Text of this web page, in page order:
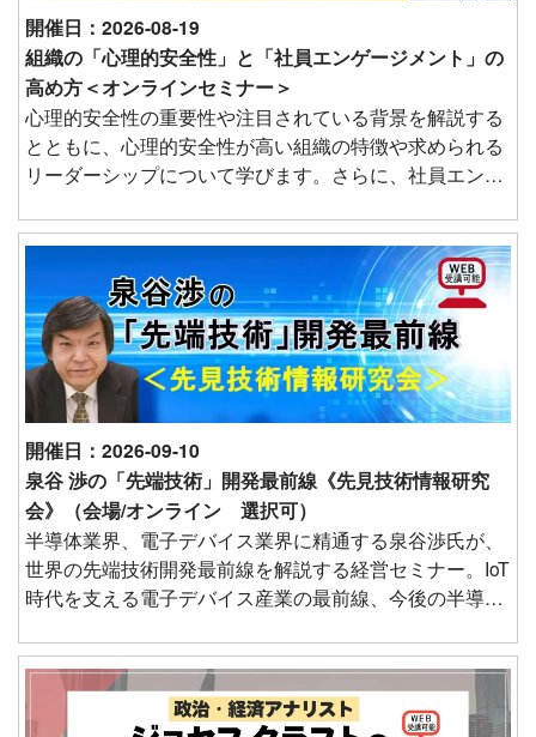
開催日：2026-08-19
組織の「心理的安全性」と「社員エンゲージメント」の
高め方＜オンラインセミナー＞
心理的安全性の重要性や注目されている背景を解説する
とともに、心理的安全性が高い組織の特徴や求められる
リーダーシップについて学びます。さらに、社員エンゲ
アップにつなげるための具体的なポイントについて解説
開催日：2026-09-10
泉谷 渉の「先端技術」開発最前線《先見技術情報研究
会》（会場/オンライン 選択可）
半導体業界、電子デバイス業界に精通する泉谷渉氏が、
世界の先端技術開発最前線を解説する経営セミナー。IoT
時代を支える電子デバイス産業の最前線、今後の半導体
くえ、デジタル技術とソサエティ5.0、知られざる日本の
医療産業力、これから伸びる新技術・新市場などを紹介
する。中堅・中小企業の社長がこれから取り組むべき技